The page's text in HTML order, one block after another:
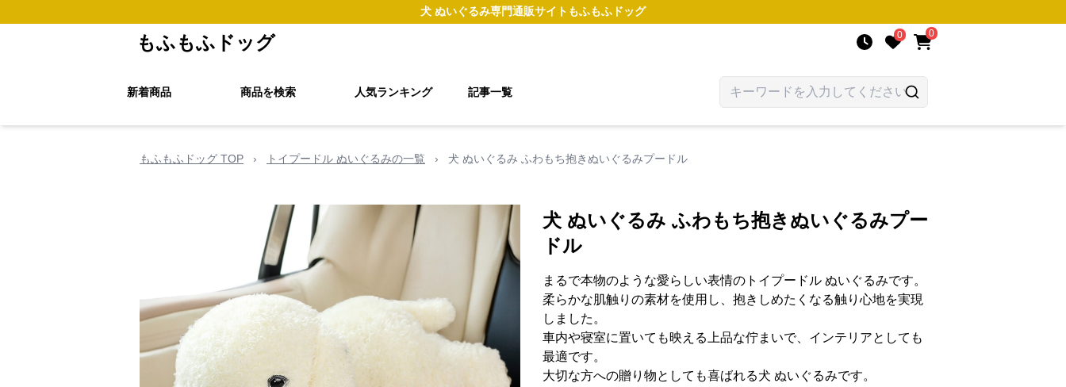
犬 ぬいぐるみ専門通販サイト もふもふドッグ
もふもふドッグ 0 0
新着商品 商品を検索 人気ランキング 記事一覧
もふもふドッグ TOP › トイプードル ぬいぐるみの一覧 › 犬 ぬいぐるみ ふわもち抱きぬいぐるみプードル
犬 ぬいぐるみ ふわもち抱きぬいぐるみプー
ドル
まるで本物のような愛らしい表情のトイプードル ぬいぐるみです。
柔らかな肌触りの素材を使用し、抱きしめたくなる触り心地を実現
しました。
車内や寝室に置いても映える上品な佇まいで、インテリアとしても
最適です。
大切な方への贈り物としても喜ばれる犬 ぬいぐるみです。